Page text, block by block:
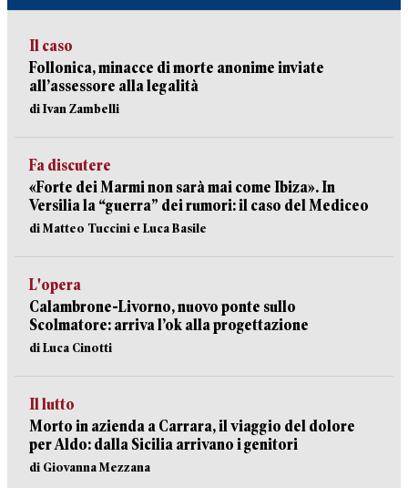
Il caso
Follonica, minacce di morte anonime inviate
all’assessore alla legalità
di Ivan Zambelli
Fa discutere
«Forte dei Marmi non sarà mai come Ibiza». In
Versilia la “guerra” dei rumori: il caso del Mediceo
di Matteo Tuccini e Luca Basile
L'opera
Calambrone-Livorno, nuovo ponte sullo
Scolmatore: arriva l’ok alla progettazione
di Luca Cinotti
Il lutto
Morto in azienda a Carrara, il viaggio del dolore
per Aldo: dalla Sicilia arrivano i genitori
di Giovanna Mezzana